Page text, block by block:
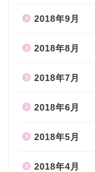
2018年9月
2018年8月
2018年7月
2018年6月
2018年5月
2018年4月